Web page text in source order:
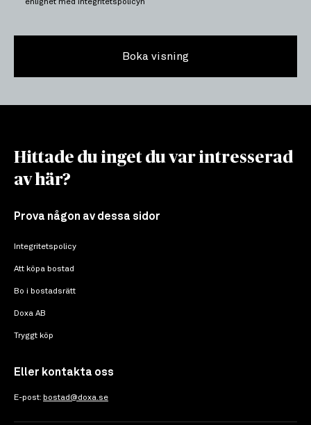
enlighet med integritetspolicyn
Boka visning
Hittade du inget du var intresserad
av här?
Prova någon av dessa sidor
Integritetspolicy
Att köpa bostad
Bo i bostadsrätt
Doxa AB
Tryggt köp
Eller kontakta oss
E-post: bostad@doxa.se